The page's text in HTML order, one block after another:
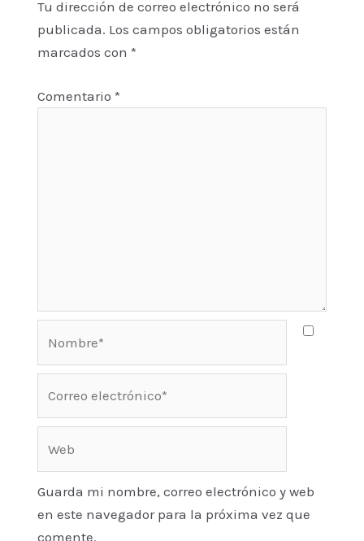
Tu dirección de correo electrónico no será
publicada. Los campos obligatorios están
marcados con *
Comentario *
Guarda mi nombre, correo electrónico y web
en este navegador para la próxima vez que
comente.